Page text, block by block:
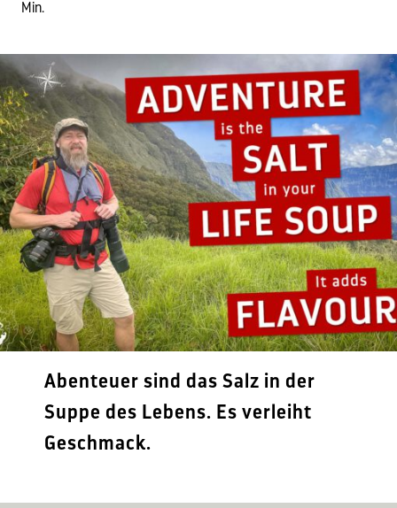
Min.
Abenteuer sind das Salz in der
Suppe des Lebens. Es verleiht
Geschmack.